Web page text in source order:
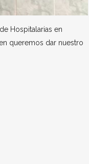
Hospitalarias en
queremos dar nuestro